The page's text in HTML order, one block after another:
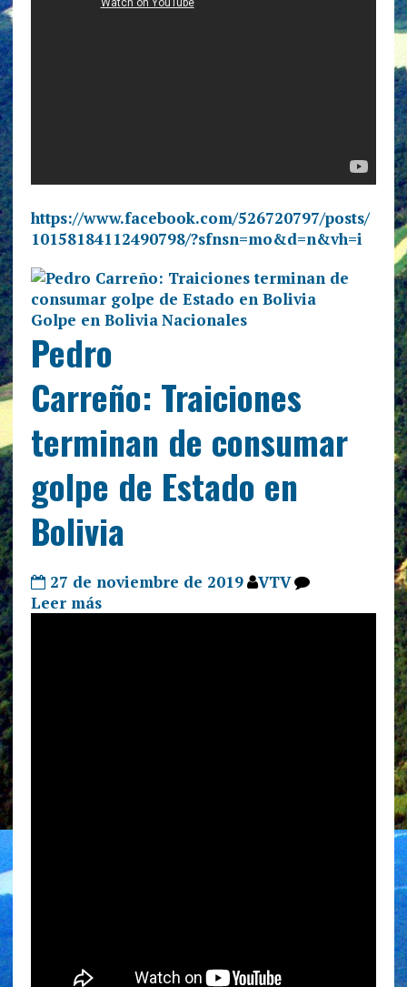
https://www.facebook.com/526720797/posts/
10158184112490798/?sfnsn=mo&d=n&vh=i
Golpe en BoliviaNacionales
Pedro
Carreño: Traiciones
terminan de consumar
golpe de Estado en
Bolivia
27 de noviembre de 2019
VTV
Leer más